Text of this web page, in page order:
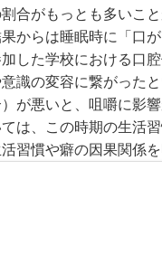
合がもっとも多いこ
からは睡眠時に「口
した学校における口
識の変容に繋がった
が悪いと、咀嚼に影
は、この時期の生活
習慣や癖の因果関係